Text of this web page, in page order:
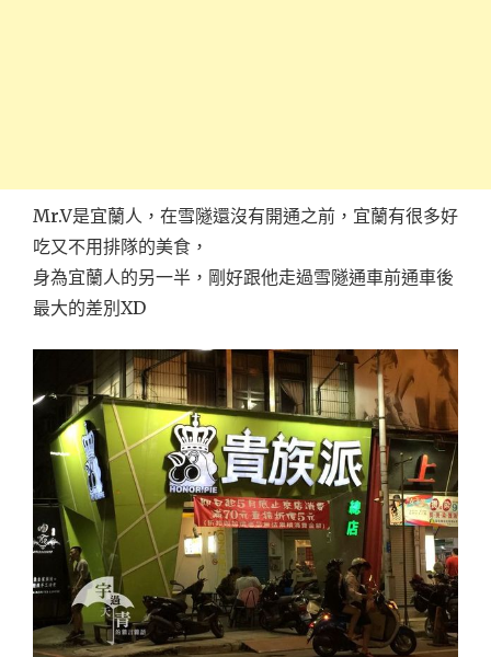
Mr.V是宜蘭人，在雪隧還沒有開通之前，宜蘭有很多好
吃又不用排隊的美食，
身為宜蘭人的另一半，剛好跟他走過雪隧通車前通車後
最大的差別XD